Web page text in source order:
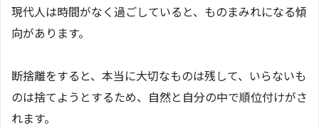
現代人は時間がなく過ごしていると、ものまみれになる傾
向があります。
断捨離をすると、本当に大切なものは残して、いらないも
のは捨てようとするため、自然と自分の中で順位付けがさ
れます。